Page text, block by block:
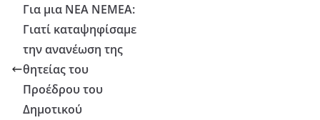
Για μια ΝΕΑ ΝΕΜΕΑ:
Γιατί καταψηφίσαμε
την ανανέωση της
θητείας του
Προέδρου του
Δημοτικού